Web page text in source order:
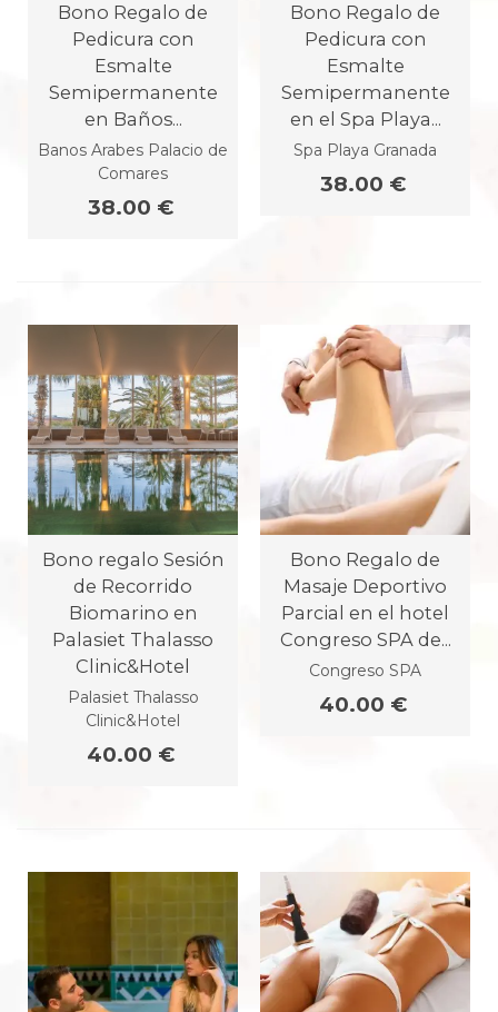
Bono Regalo de
Pedicura con
Esmalte
Semipermanente
en Baños...
Banos Arabes Palacio de
Comares
38.00 €
Bono Regalo de
Pedicura con
Esmalte
Semipermanente
en el Spa Playa...
Spa Playa Granada
38.00 €
Bono regalo Sesión
de Recorrido
Biomarino en
Palasiet Thalasso
Clinic&Hotel
Palasiet Thalasso
Clinic&Hotel
40.00 €
Bono Regalo de
Masaje Deportivo
Parcial en el hotel
Congreso SPA de...
Congreso SPA
40.00 €